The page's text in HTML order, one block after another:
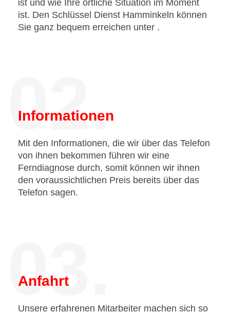
ist und wie Ihre örtliche Situation im Moment
ist. Den Schlüssel Dienst Hamminkeln können
Sie ganz bequem erreichen unter .
02.
Informationen
Mit den Informationen, die wir über das Telefon
von ihnen bekommen führen wir eine
Ferndiagnose durch, somit können wir ihnen
den voraussichtlichen Preis bereits über das
Telefon sagen.
03.
Anfahrt
Unsere erfahrenen Mitarbeiter machen sich so